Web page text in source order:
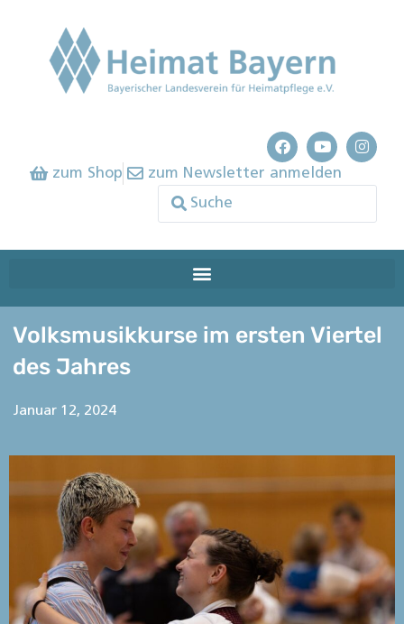
zum Shop zum Newsletter anmelden
Volksmusikkurse im ersten Viertel
des Jahres
Januar 12, 2024